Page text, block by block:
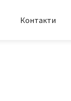
Контакти